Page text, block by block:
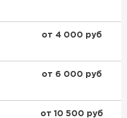
от 4 000 руб
от 6 000 руб
от 10 500 руб